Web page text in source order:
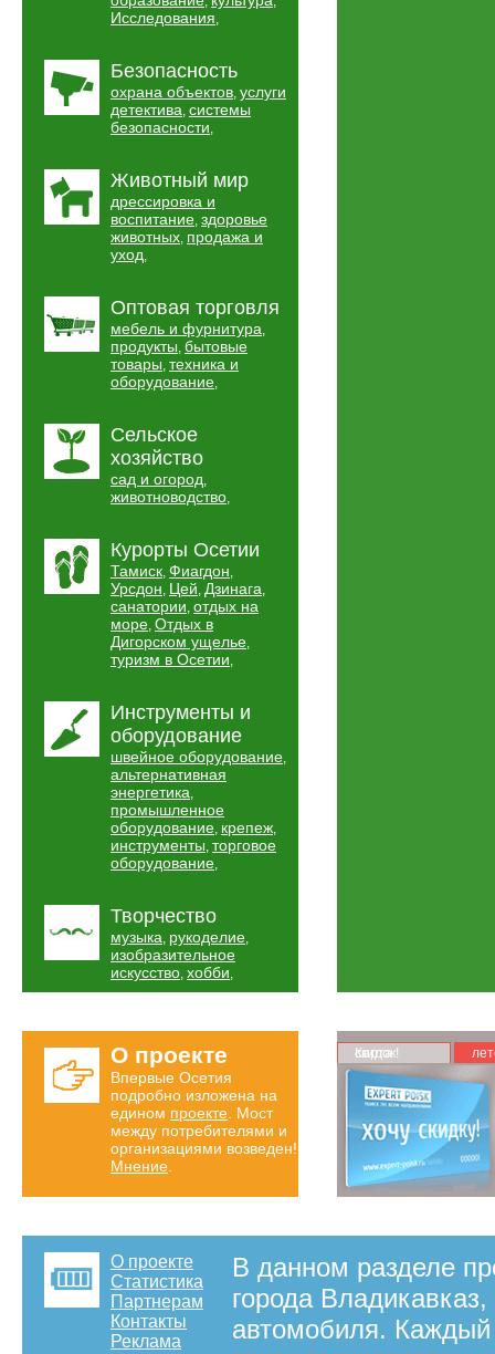
Исследования,
Безопасность
охрана объектов, услуги
детектива, системы
безопасности,
Животный мир
дрессировка и
воспитание, здоровье
животных, продажа и
уход,
Оптовая торговля
мебель и фурнитура,
продукты, бытовые
товары, техника и
оборудование,
Сельское
хозяйство
сад и огород,
животноводство,
Курорты Осетии
Тамиск, Фиагдон,
Урсдон, Цей, Дзинага,
санатории, отдых на
море, Отдых в
Дигорском ущелье,
туризм в Осетии,
Инструменты и
оборудование
швейное оборудование,
альтернативная
энергетика,
промышленное
оборудование, крепеж,
инструменты, торговое
оборудование,
Творчество
музыка, рукоделие,
изобразительное
искусство, хобби,
О проекте
Впервые Осетия
подробно изложена на
едином проекте . Мост
между потребителями и
организациями возведен!
Мнение
Карта скидок!
О проекте
Статистика
Партнерам
Контакты
Реклама
В данном разделе
города
автомобиля. Каждый